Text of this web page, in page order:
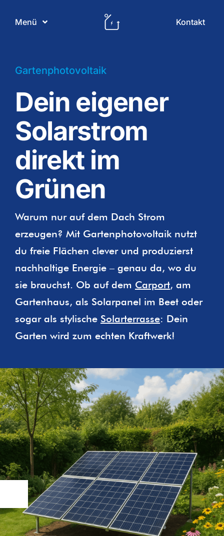
Menü
Produkte
Leistungen
Gewerbe
Unternehmen
Referenzen
Kontakt
Gartenphotovoltaik
Dein eigener
Solarstrom
direkt im
Grünen
Warum nur auf dem Dach Strom
erzeugen? Mit Gartenphotovoltaik nutzt
du freie Flächen clever und produzierst
nachhaltige Energie – genau da, wo du
sie brauchst. Ob auf dem Carport, am
Gartenhaus, als Solarpanel im Beet oder
sogar als stylische Solarterrasse: Dein
Garten wird zum echten Kraftwerk!